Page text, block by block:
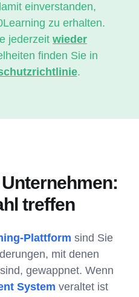
einverstanden,
zu erhalten.
jederzeit wieder
finden Sie in
.
treffen
Plattform sind Sie
mit denen
gewappnet. Wenn
System veraltet ist